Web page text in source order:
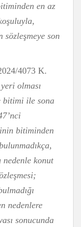
en az
son
4073 K.
olması
bitimi ile sona
bitiminden
konut
nedenlere
sonucunda